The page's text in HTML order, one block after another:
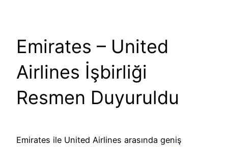
Emirates – United
Airlines İşbirliği
Resmen Duyuruldu
Emirates ile United Airlines arasında geniş